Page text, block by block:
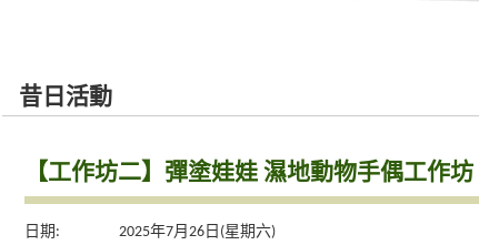
昔日活動
【工作坊二】彈塗娃娃 濕地動物手偶工作坊
日期:
2025年7月26日(星期六)